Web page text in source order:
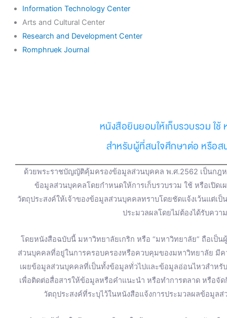
Information Technology Center
Arts and Cultural Center
Research and Development Center
Romphruek Journal
หนังสือยินยอมให้เก็บรวบรวม ใ
สำหรับผู้ที่สนใจศึกษาต่อ หรือ
ด้วยพระราชบัญญัติคุ้มครองข้อมูลส่วนบุคคล พ.ศ.2562 เป็นกฎ
ข้อมูลส่วนบุคคลโดยกำหนดให้การเก็บรวบรวม ใช้ หรือเปิ
วัตถุประสงค์ให้เจ้าของข้อมูลส่วนบุคคลทราบโดยชัดแจ้งเว้นแต่
ประมวลผลโดยไม่ต้องได้รับคว
โดยหนังสือฉบับนี้ มหาวิทยาลัยเกริก หรือ “มหาวิทยาลัย” ถือเ
ส่วนบุคคลที่อยู่ในการครอบครองหรือควบคุมของมหาวิทยาลัย มี
เผยข้อมูลส่วนบุคคลที่เป็นทั้งข้อมูลทั่วไปและข้อมูลอ่อนไหวสำห
เพื่อติดต่อสื่อสารให้ข้อมูลหรือคำแนะนำ หรือทำการตลาด หรือจั
วัตถุประสงค์ที่ระบุไว้ในหนังสือแจ้งการประมวลผลข้อมูล